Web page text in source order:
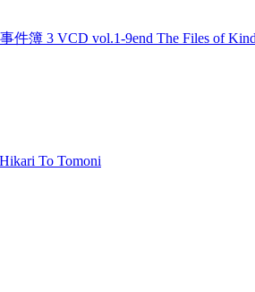
件簿 3 VCD vol.1-9end The Files of
To Tomoni